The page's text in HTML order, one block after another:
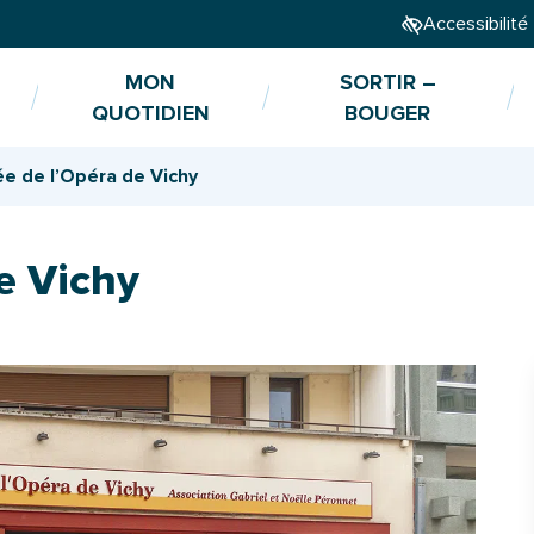
Accessibilité
MON
QUOTIDIEN
SORTIR –
BOUGER
de l’Opéra de Vichy
Vichy